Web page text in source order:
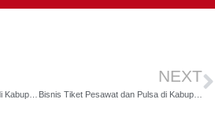
NEXT
Bisnis Tiket Pesawat dan Pulsa di Kabupaten Seluma